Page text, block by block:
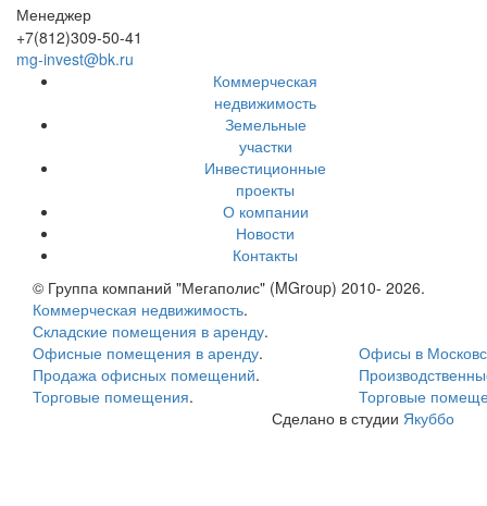
Менеджер
+7(812)309-50-41
mg-invest@bk.ru
Коммерческая
недвижимость
Земельные
участки
Инвестиционные
проекты
О компании
Новости
Контакты
© Группа компаний "Мегаполис" (MGroup) 2010- 2026.
Коммерческая недвижимость.
Складские помещения в аренду.
Офисные помещения в аренду.
Продажа офисных помещений.
Торговые помещения.
Офисы в
Торговые
Сделано в студии Якуббо